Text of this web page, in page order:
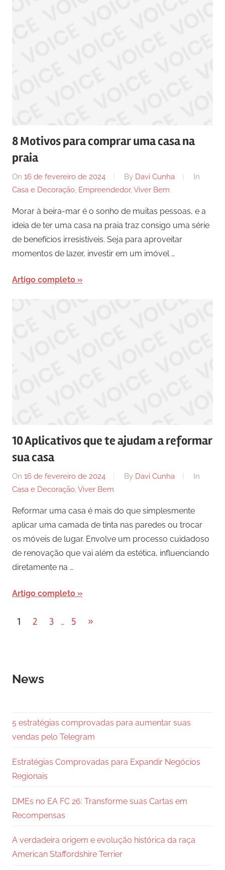
8 Motivos para comprar uma casa na
praia
On 16 de fevereiro de 2024 By Davi Cunha
In
Casa e Decoração, Empreendedor, Viver Bem
Morar à beira-mar é o sonho de muitas pessoas, e a
ideia de ter uma casa na praia traz consigo uma série
de benefícios irresistíveis. Seja para aproveitar
momentos de lazer, investir em um imóvel …
Artigo completo
10 Aplicativos que te ajudam a reformar
sua casa
On 16 de fevereiro de 2024 By Davi Cunha
In
Casa e Decoração, Viver Bem
Reformar uma casa é mais do que simplesmente
aplicar uma camada de tinta nas paredes ou trocar
os móveis de lugar. Envolve um processo cuidadoso
de renovação que vai além da estética, influenciando
diretamente na …
Artigo completo
Paginação
1 2 3 … 5
Next
»
News
5 estratégias comprovadas para aumentar suas
vendas pelo Telegram
Estratégias Comprovadas para Expandir Negócios
Regionais
DMEs no EA FC 26: Transforme suas Cartas em
Recompensas
A verdadeira origem e evolução histórica da raça
American Staffordshire Terrier